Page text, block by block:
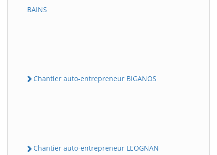
BAINS
Chantier auto-entrepreneur BIGANOS
Chantier auto-entrepreneur LEOGNAN